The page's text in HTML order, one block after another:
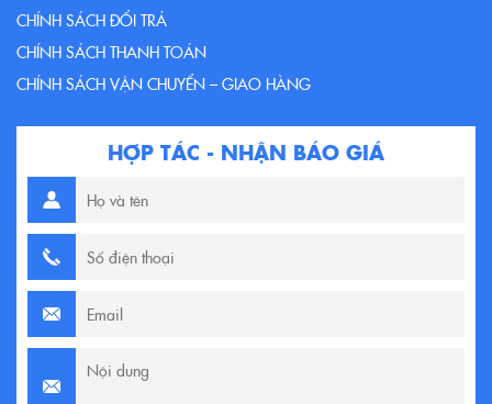
CHÍNH SÁCH ĐỔI TRẢ
CHÍNH SÁCH THANH TOÁN
CHÍNH SÁCH VẬN CHUYỂN – GIAO HÀNG
HỢP TÁC - NHẬN BÁO GIÁ